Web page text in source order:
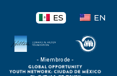
ES EN
- Miembro de -